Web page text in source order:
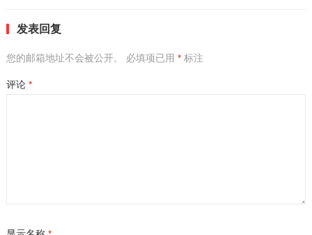
发表回复
您的邮箱地址不会被公开。 必填项已用 *标注
评论 *